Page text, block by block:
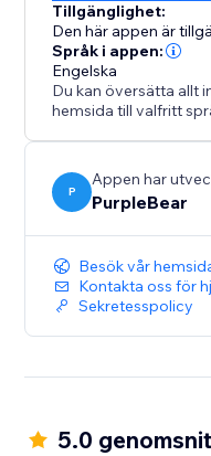
Tillgänglighet:
Den här appen är
Språk i appen:
Engelska
Du kan översätta allt
hemsida till valfritt
P
Appen har
PurpleBear
Besök vår
Kontakta oss för
Sekretesspolicy
5.0